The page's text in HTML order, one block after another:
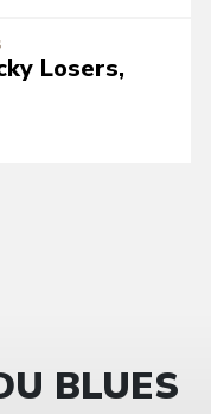
Losers,
BLUES